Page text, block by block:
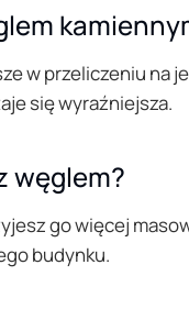
w przeliczeniu na
się wyraźniejsza.
węglem?
go więcej
budynku.